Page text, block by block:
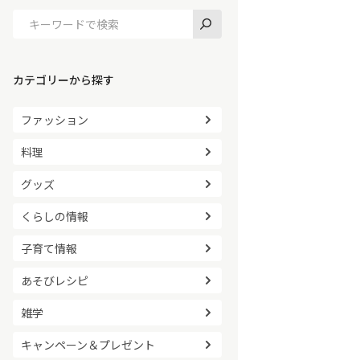
カテゴリーから探す
ファッション
料理
グッズ
くらしの情報
子育て情報
あそびレシピ
雑学
キャンペーン＆プレゼント